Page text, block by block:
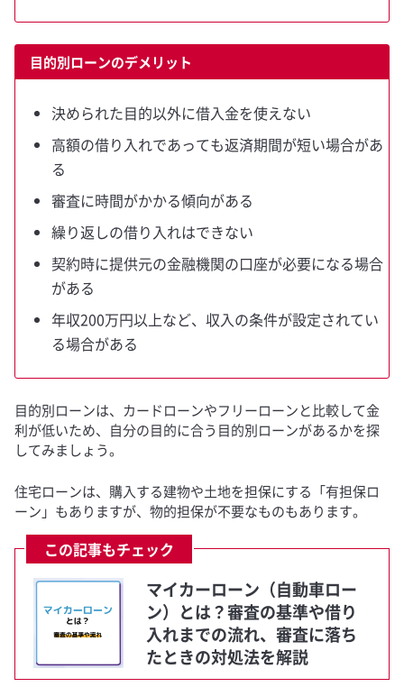
目的別ローンのデメリット
決められた目的以外に借入金を使えない
高額の借り入れであっても返済期間が短い場合があ
る
審査に時間がかかる傾向がある
繰り返しの借り入れはできない
契約時に提供元の金融機関の口座が必要になる場合
がある
年収200万円以上など、収入の条件が設定されてい
る場合がある
目的別ローンは、カードローンやフリーローンと比較して金
利が低いため、自分の目的に合う目的別ローンがあるかを探
してみましょう。
住宅ローンは、購入する建物や土地を担保にする「有担保ロ
ーン」もありますが、物的担保が不要なものもあります。
この記事もチェック
マイカーローン（自動車ロー
ン）とは？審査の基準や借り
入れまでの流れ、審査に落ち
たときの対処法を解説